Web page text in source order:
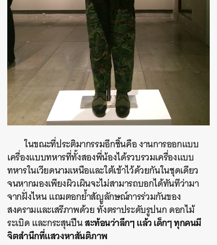
ในขณะที่ประติมากรรมอีกชิ้นคือ งานการออกแบบ
เครื่องแบบทหารที่ทั้งสองพี่น้องได้รวบรวมเครื่องแบบ
ทหารในเวียดนามเหนือและใต้เข้าไว้ด้วยกันในชุดเดียว
จนหากมองเพียงผิวเผินจะไม่สามารถบอกได้ทันทีว่ามา
จากฝั่งไหน แถมตอกย้ำสัญลักษณ์การร่วมกันของ
สงครามและเสรีภาพด้วย ทั้งตราประดับรูปนก ดอกไม้
ระเบิด และกระสุนปืนสะท้อนว่าลึกๆ แล้ว เด็กๆ ทุกคนมี
จิตสำนึกที่แสวงหาสันติภาพ